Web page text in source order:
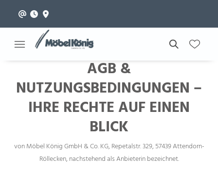
AGB &
NUTZUNGSBEDINGUNGEN –
IHRE RECHTE AUF EINEN
BLICK
von Möbel König GmbH & Co. KG, Repetalstr. 329, 57439 Attendorn-
Röllecken, nachstehend als Anbieterin bezeichnet.